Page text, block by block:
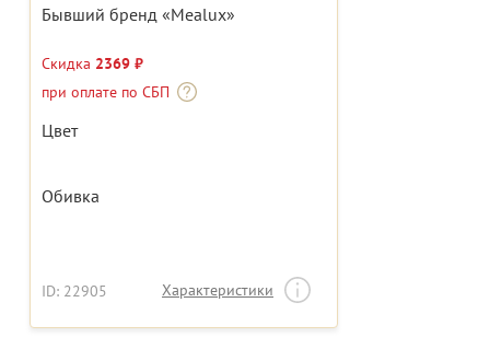
Бывший бренд «Mealux»
Скидка 2369 ₽
при оплате по СБП
Цвет
Обивка
ID: 22905 Характеристики